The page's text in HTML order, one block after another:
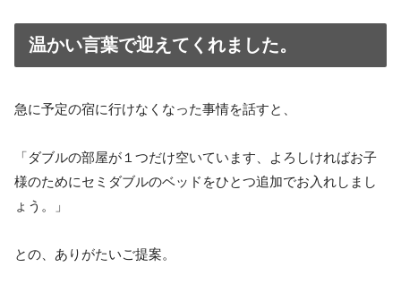
温かい言葉で迎えてくれました。
急に予定の宿に行けなくなった事情を話すと、
「ダブルの部屋が１つだけ空いています、よろしければお子
様のためにセミダブルのベッドをひとつ追加でお入れしまし
ょう。」
との、ありがたいご提案。